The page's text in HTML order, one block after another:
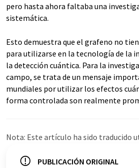
pero hasta ahora faltaba una
sistemática.
Esto demuestra que el grafeno no
para utilizarse en la tecnología de la
la detección cuántica. Para la
campo, se trata de un mensaje
mundiales por utilizar los efectos
forma controlada son realmente
Nota: Este artículo ha sido traducido
ofrece estas traducciones
PUBLICACIÓN ORIGINAL